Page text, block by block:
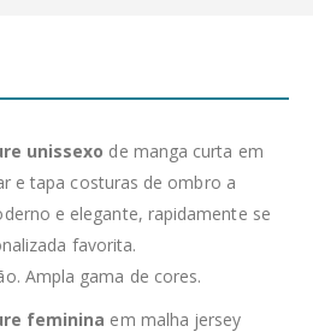
unissexo de manga curta em
e tapa costuras de ombro a
e elegante, rapidamente se
favorita.
Ampla gama de cores.
feminina em malha jersey